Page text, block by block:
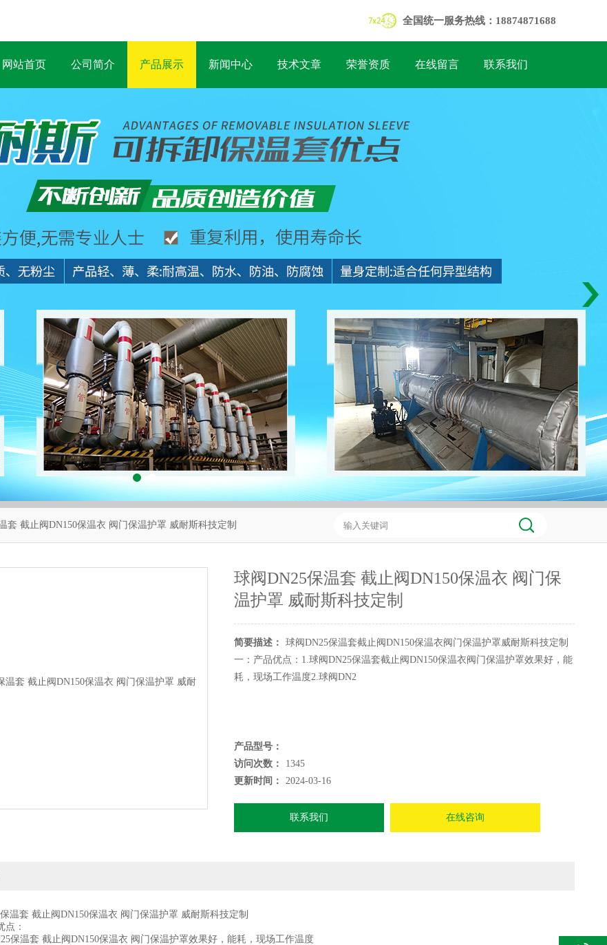
全国统一服务热线：18874871688
网站首页 公司简介 产品展示 新闻中心 技术文章 荣誉资质 在线留言 联系我们
套 截止阀DN150保温衣 阀门保温护罩 威耐斯科技定制
球阀DN25保温套 截止阀DN150保温衣 阀门保
温护罩 威耐斯科技定制
简要描述：
球阀DN25保温套截止阀DN150保温衣阀门保温护罩威耐斯科技定制
一：产品优点：1.球阀DN25保温套截止阀DN150保温衣阀门保温护罩效果好，能
耗，现场工作温度2.球阀DN2
产品型号：
访问次数：
1345
更新时间：
2024-03-16
联系我们 在线咨询
套 截止阀DN150保温衣 阀门保温护罩 威耐斯科技定制
：
温套 截止阀DN150保温衣 阀门保温护罩效果好，能耗，现场工作温度